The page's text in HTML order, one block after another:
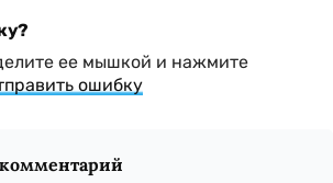
ее мышкой и нажмите
ошибку